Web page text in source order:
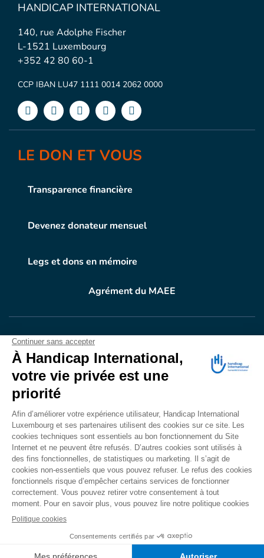
HANDICAP INTERNATIONAL
140, rue Adolphe Fischer
L-1521 Luxembourg
+352 42 80 60-1
CCP IBAN LU47 1111 0014 2062 0000
LE DON ET VOUS
Transparence financière
Devenez donateur mensuel
Legs et dons en mémoire
Agrément du MAEE
VOTRE DONEN ACTION
Grâce à vous, en 2024, 604.716 personnes ont
bénéficié d’appareillage et d’activités de réadaptation.
Merci pour votre générosité.
Lire notre rapport annuel
CONTACT
Accessibilité
Mentions légales
Politique de cookies
Mécanisme d'alerte